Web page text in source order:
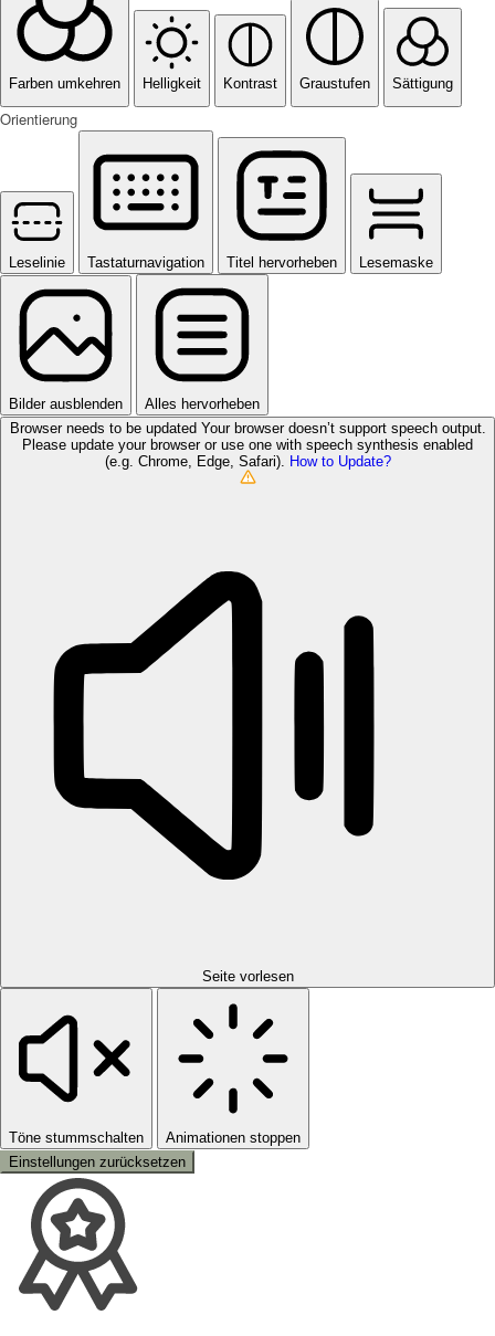
Farben umkehren Helligkeit Kontrast Graustufen Sättigung
Orientierung
Leselinie Tastaturnavigation Titel hervorheben Lesemaske
Bilder ausblenden
Alles hervorheben
Browser needs to be updated Your browser doesn’t support speech output.
Please update your browser or use one with speech synthesis enabled
(e.g. Chrome, Edge, Safari). How to Update?
Seite vorlesen
Töne stummschalten
Animationen stoppen
Einstellungen zurücksetzen